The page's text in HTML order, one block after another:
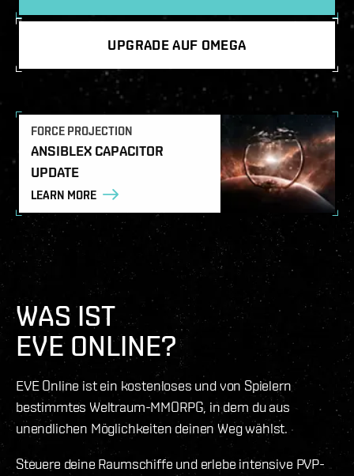
UPGRADE AUF OMEGA
FORCE PROJECTION
ANSIBLEX CAPACITOR
UPDATE
LEARN MORE
WAS IST
EVE ONLINE?
EVE Online ist ein kostenloses und von Spielern
bestimmtes Weltraum-MMORPG, in dem du aus
unendlichen Möglichkeiten deinen Weg wählst.
Steuere deine Raumschiffe und erlebe intensive PVP-